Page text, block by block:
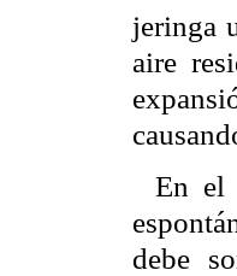
jeringa
aire
En el
debe